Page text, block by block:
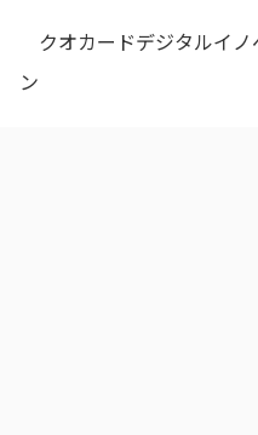
クオカードデジタルイ
ン